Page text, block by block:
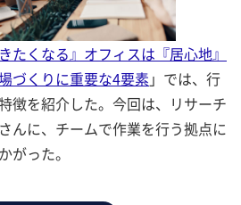
たくなる』オフィスは『居心地』
づくりに重要な4要素 」では、行
徴を紹介した。今回は、リサーチ
んに、チームで作業を行う拠点に
がった。